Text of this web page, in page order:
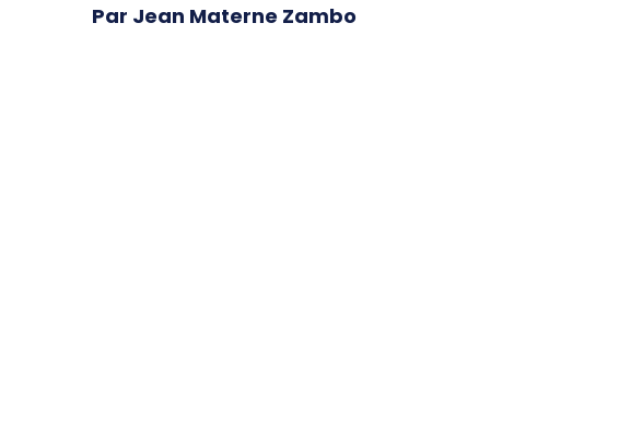
Par Jean Materne Zambo